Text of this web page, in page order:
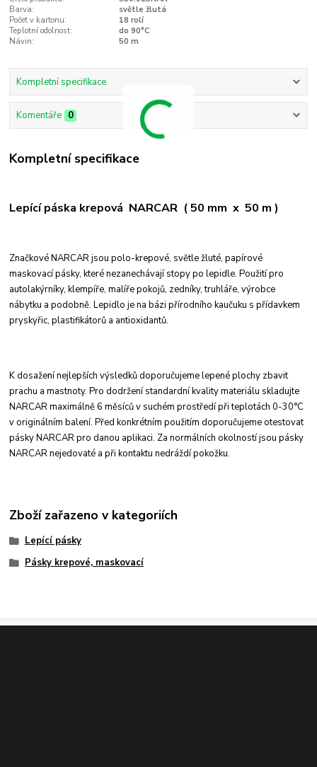
Barva:
světle žlutá
Počet v kartonu:
18 rolí
Teplotní odolnost:
do 90°C
Návin:
50 m
Kompletní specifikace
Komentáře 0
Kompletní specifikace
Lepící páska krepová NARCAR ( 50 mm x 50 m )
Značkové NARCAR jsou polo-krepové, světle žluté, papírové
maskovací pásky, které nezanechávají stopy po lepidle. Použití pro
autolakýrníky, klempíře, malíře pokojů, zedníky, truhláře, výrobce
nábytku a podobně. Lepidlo je na bázi přírodního kaučuku s přídavkem
pryskyřic, plastifikátorů a antioxidantů.
K dosažení nejlepších výsledků doporučujeme lepené plochy zbavit
prachu a mastnoty. Pro dodržení standardní kvality materiálu skladujte
NARCAR maximálně 6 měsíců v suchém prostředí při teplotách 0-30°C
v originálním balení. Před konkrétním použitím doporučujeme otestovat
pásky NARCAR pro danou aplikaci. Za normálních okolností jsou pásky
NARCAR nejedovaté a při kontaktu nedráždí pokožku.
Zboží zařazeno v kategoriích
Lepící pásky
Pásky krepové, maskovací